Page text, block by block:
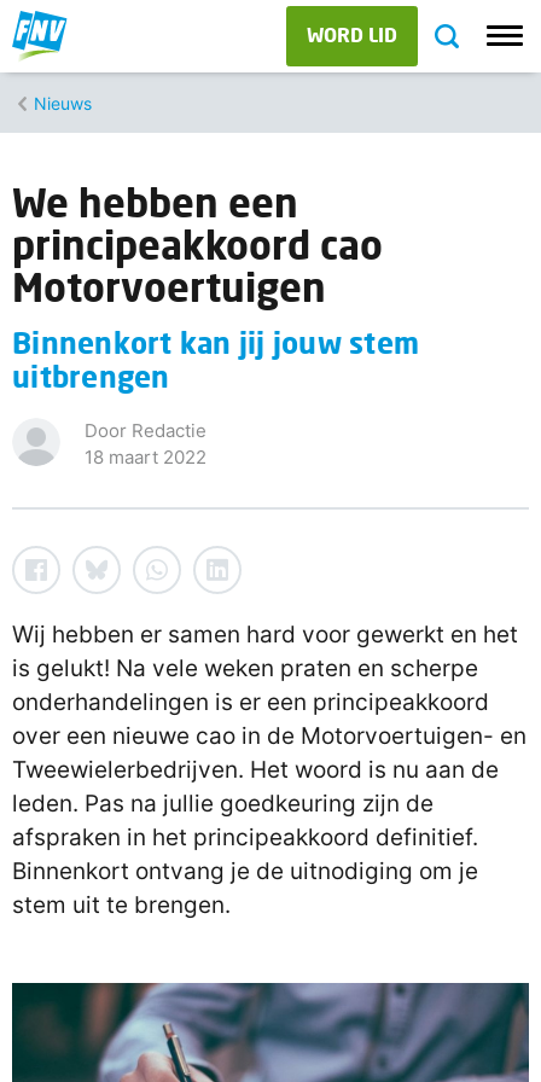
WORD LID
Nieuws
We hebben een
principeakkoord cao
Motorvoertuigen
Binnenkort kan jij jouw stem
uitbrengen
Door Redactie
18 maart 2022
Wij hebben er samen hard voor gewerkt en het
is gelukt! Na vele weken praten en scherpe
onderhandelingen is er een principeakkoord
over een nieuwe cao in de Motorvoertuigen- en
Tweewielerbedrijven. Het woord is nu aan de
leden. Pas na jullie goedkeuring zijn de
afspraken in het principeakkoord definitief.
Binnenkort ontvang je de uitnodiging om je
stem uit te brengen.